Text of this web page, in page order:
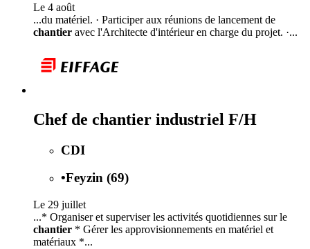
Le 4 août
...du matériel. · Participer aux réunions de lancement de
chantier avec l'Architecte d'intérieur en charge du projet. ·...
Chef de chantier industriel F/H
CDI
•Feyzin (69)
Le 29 juillet
...* Organiser et superviser les activités quotidiennes sur le
chantier * Gérer les approvisionnements en matériel et
matériaux *...